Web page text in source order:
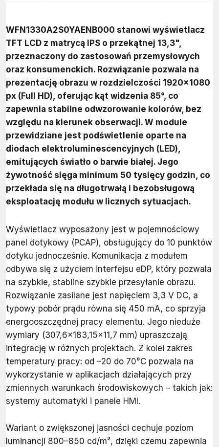
WFN1330A2S0YAENB000 stanowi wyświetlacz
TFT LCD z matrycą IPS o przekątnej 13,3",
przeznaczony do zastosowań przemysłowych
oraz konsumenckich. Rozwiązanie pozwala na
prezentację obrazu w rozdzielczości 1920×1080
px (Full HD), oferując kąt widzenia 85°, co
zapewnia stabilne odwzorowanie kolorów, bez
względu na kierunek obserwacji. W module
przewidziane jest podświetlenie oparte na
diodach elektroluminescencyjnych (LED),
emitujących światło o barwie białej. Jego
żywotność sięga minimum 50 tysięcy godzin, co
przekłada się na długotrwałą i bezobsługową
eksploatację modułu w licznych sytuacjach.
Wyświetlacz wyposażony jest w pojemnościowy
panel dotykowy (PCAP), obsługujący do 10 punktów
dotyku jednocześnie. Komunikacja z modułem
odbywa się z użyciem interfejsu eDP, który pozwala
na szybkie, stabilne szybkie przesyłanie obrazu.
Rozwiązanie zasilane jest napięciem 3,3 V DC, a
typowy pobór prądu równa się 450 mA, co sprzyja
energooszczędnej pracy elementu. Jego nieduże
wymiary (307,6×183,15×11,7 mm) upraszczają
integrację w różnych projektach. Z kolei zakres
temperatury pracy: od –20 do 70°C pozwala na
wykorzystanie w aplikacjach działających przy
zmiennych warunkach środowiskowych – takich jak:
systemy automatyki i panele HMI.
Wariant o zwiększonej jasności cechuje poziom
luminancji 800–850 cd/m², dzięki czemu zapewnia